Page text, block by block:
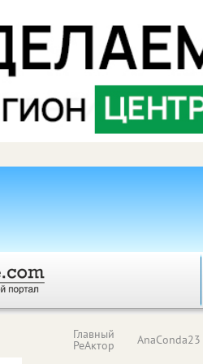
Главный
РеАктор AnaConda23